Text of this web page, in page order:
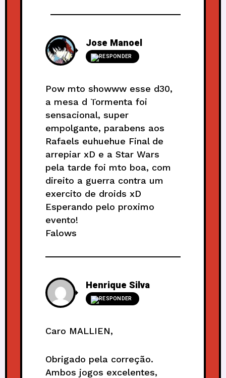
Jose Manoel
RESPONDER
Pow mto showww esse d30,
a mesa d Tormenta foi
sensacional, super
empolgante, parabens aos
Rafaels euhuehue Final de
arrepiar xD e a Star Wars
pela tarde foi mto boa, com
direito a guerra contra um
exercito de droids xD
Esperando pelo proximo
evento!
Falows
Henrique Silva
RESPONDER
Caro MALLIEN,
Obrigado pela correção.
Ambos jogos excelentes,